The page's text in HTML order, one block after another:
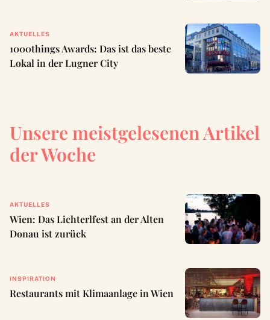
AKTUELLES
1000things Awards: Das ist das beste
Lokal in der Lugner City
Unsere meistgelesenen Artikel
der Woche
AKTUELLES
Wien: Das Lichterlfest an der Alten
Donau ist zurück
INSPIRATION
Restaurants mit Klimaanlage in Wien